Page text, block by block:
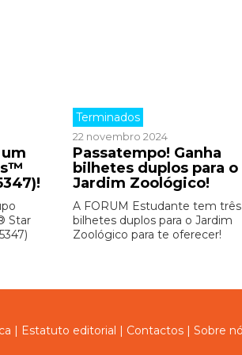
Star
Terminados
22 novembro 2024
Passatempo! Ganha
bilhetes duplos para o
Jardim Zoológico!
A FORUM Estudante tem três
bilhetes duplos para o Jardim
Zoológico para te oferecer!
| Estatuto editorial | Contactos | Sobre